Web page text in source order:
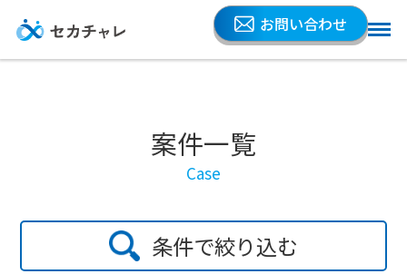
お問い合わせ
案件一覧
Case
条件で絞り込む